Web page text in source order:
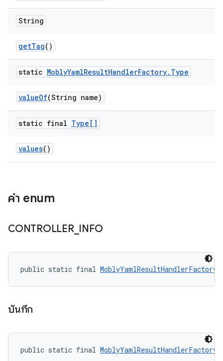
String
getTag()
static MoblyYamlResultHandlerFactory. Type
valueOf(String name)
static final Type[]
values()
ค่า enum
CONTROLLER_ INFO
public static final
บันทึก
public static final